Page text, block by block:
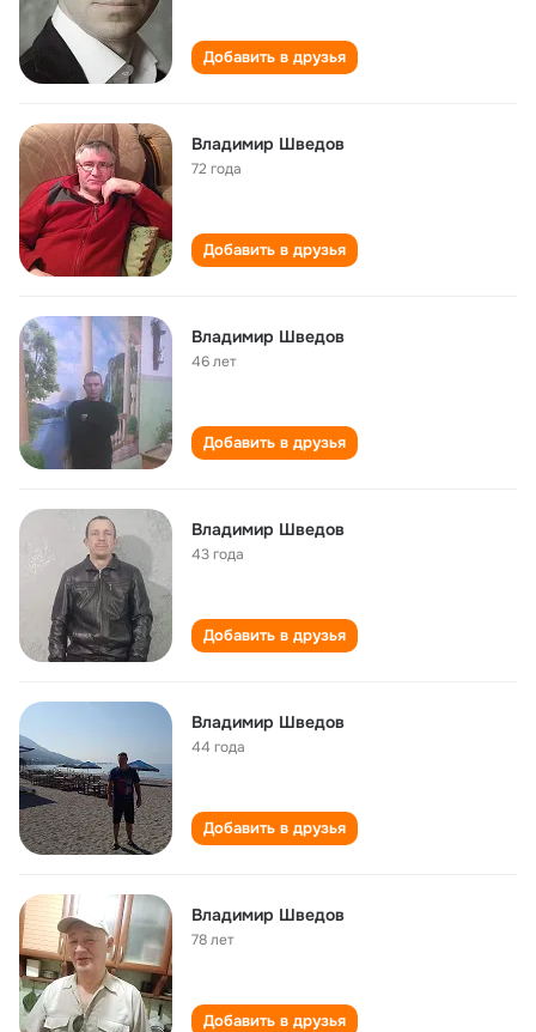
Добавить в друзья
Владимир Шведов
72 года
Добавить в друзья
Владимир Шведов
46 лет
Добавить в друзья
Владимир Шведов
43 года
Добавить в друзья
Владимир Шведов
44 года
Добавить в друзья
Владимир Шведов
78 лет
Добавить в друзья